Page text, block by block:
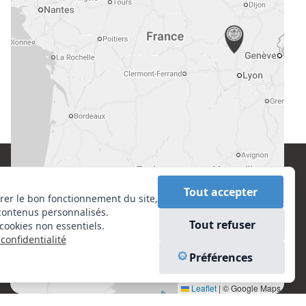
Leaflet | © Google Maps
le bon fonctionnement du site,
personnalisés.
non essentiels.
Tout accepter
Tout refuser
Préférences
Centre National de l’Expertise (CNE)
20 rue Henri Regnault, 75008 Paris
EN SAVOIR PLUS
Liens utiles
Vu à la Télé
Mentions légales